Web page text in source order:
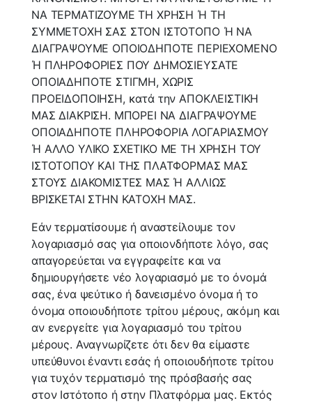
ΝΑ ΤΕΡΜΑΤΙΖΟΥΜΕ ΤΗ ΧΡΗΣΗ Ή ΤΗ
ΣΥΜΜΕΤΟΧΗ ΣΑΣ ΣΤΟΝ ΙΣΤΟΤΟΠΟ Ή ΝΑ
ΔΙΑΓΡΑΨΟΥΜΕ ΟΠΟΙΟΔΗΠΟΤΕ ΠΕΡΙΕΧΟΜΕΝΟ
Ή ΠΛΗΡΟΦΟΡΙΕΣ ΠΟΥ ΔΗΜΟΣΙΕΥΣΑΤΕ
ΟΠΟΙΑΔΗΠΟΤΕ ΣΤΙΓΜΗ, ΧΩΡΙΣ
ΠΡΟΕΙΔΟΠΟΙΗΣΗ, κατά την ΑΠΟΚΛΕΙΣΤΙΚΗ
ΜΑΣ ΔΙΑΚΡΙΣΗ. ΜΠΟΡΕΙ ΝΑ ΔΙΑΓΡΑΨΟΥΜΕ
ΟΠΟΙΑΔΗΠΟΤΕ ΠΛΗΡΟΦΟΡΙΑ ΛΟΓΑΡΙΑΣΜΟΥ
Ή ΑΛΛΟ ΥΛΙΚΟ ΣΧΕΤΙΚΟ ΜΕ ΤΗ ΧΡΗΣΗ ΤΟΥ
ΙΣΤΟΤΟΠΟΥ ΚΑΙ ΤΗΣ ΠΛΑΤΦΟΡΜΑΣ ΜΑΣ
ΣΤΟΥΣ ΔΙΑΚΟΜΙΣΤΕΣ ΜΑΣ Ή ΑΛΛΙΩΣ
ΒΡΙΣΚΕΤΑΙ ΣΤΗΝ ΚΑΤΟΧΗ ΜΑΣ.
Εάν τερματίσουμε ή αναστείλουμε τον
λογαριασμό σας για οποιονδήποτε λόγο, σας
απαγορεύεται να εγγραφείτε και να
δημιουργήσετε νέο λογαριασμό με το όνομά
σας, ένα ψεύτικο ή δανεισμένο όνομα ή το
όνομα οποιουδήποτε τρίτου μέρους, ακόμη και
αν ενεργείτε για λογαριασμό του τρίτου
μέρους. Αναγνωρίζετε ότι δεν θα είμαστε
υπεύθυνοι έναντι εσάς ή οποιουδήποτε τρίτου
για τυχόν τερματισμό της πρόσβασής σας
στον Ιστότοπο ή στην Πλατφόρμα μας. Εκτός